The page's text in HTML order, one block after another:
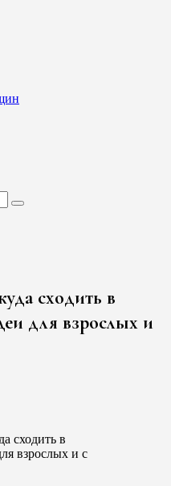
сходить в
для взрослых и